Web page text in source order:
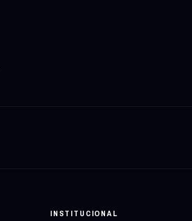
INSTITUCIONAL